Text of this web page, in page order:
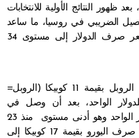
ظهور النتائج الأولية للانتخابات
الضريبي في روسيا، ما ساعد
على تعزيز الروبل بدرجة أكبر، وتراجع سعر صرف الدولار إلى مستوى 34
وتراجع سعر صرف الدولار الأمريكي أمام الروبل بقيمة 11 كوبيكا (الروبل=
مستوى 34.07 روبلا للدولار الواحد، بعد أن وصل في
التعاملات الصباحية إلى 34.025 روبلا للدولار الواحد وهو أدنى مستوى منذ 23
يناير/كانون الثاني الماضي، كما تراجع سعر صرف اليورو بقيمة 17 كوبيكا إلى